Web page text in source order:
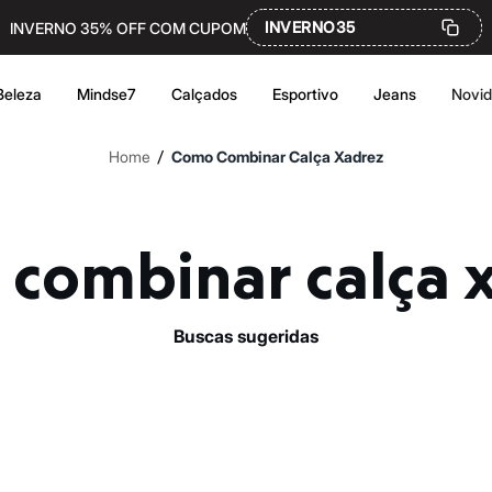
INVERNO 35% OFF COM CUPOM INVERNO35
Mindse7 Calçados Esportivo Jeans
Home / Como Combinar Calça Xadrez
combinar calça
buscas sugeridas